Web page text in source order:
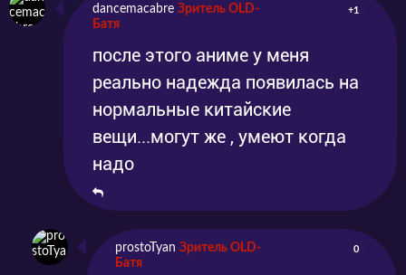
dancemacabre Зритель OLD-
Батя
+1
после этого аниме у меня
реально надежда появилась на
нормальные китайские
вещи...могут же , умеют когда
надо
prostoTyan Зритель OLD-
Батя
0